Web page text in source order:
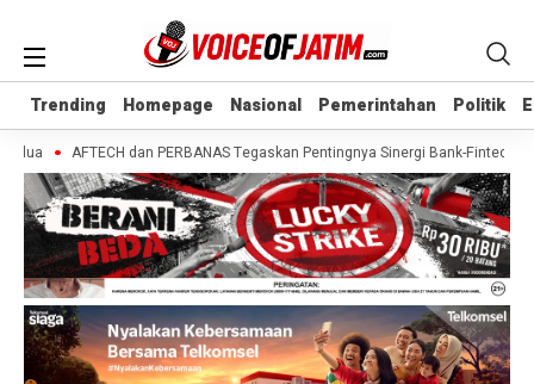
Trending Homepage Nasional Pemerintahan Politik
Trending Homepage Nasional Pemerintahan Politik
AFTECH dan PERBANAS Tegaskan Pentingnya Sinergi Bank-Fintech